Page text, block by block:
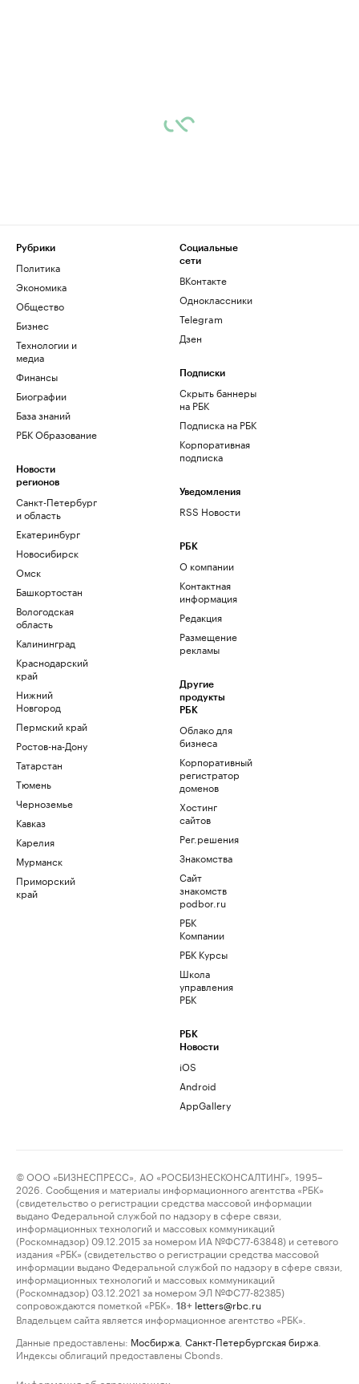
Рубрики
Политика
Экономика
Общество
Бизнес
Технологии и
медиа
Финансы
Биографии
База знаний
РБК Образование
Новости
регионов
Санкт-Петербург
и область
Екатеринбург
Новосибирск
Омск
Башкортостан
Вологодская
область
Калининград
Краснодарский
край
Нижний
Новгород
Пермский край
Ростов-на-Дону
Татарстан
Тюмень
Черноземье
Кавказ
Карелия
Мурманск
Приморский
край
Социальные
сети
ВКонтакте
Одноклассники
Telegram
Дзен
Подписки
Скрыть баннеры
на РБК
Подписка на РБК
Корпоративная
подписка
Уведомления
RSS Новости
РБК
О компании
Контактная
информация
Редакция
Размещение
рекламы
Другие
продукты
РБК
Облако для
бизнеса
Корпоративный
регистратор
доменов
Хостинг
сайтов
Рег.решения
Знакомства
Сайт
знакомств
podbor.ru
РБК
Компании
РБК Курсы
Школа
управления
РБК
РБК
Новости
iOS
Android
AppGallery
© ООО «БИЗНЕСПРЕСС», АО «РОСБИЗНЕСКОНСАЛТИНГ», 1995–
2026. Сообщения и материалы информационного агентства «РБК»
(свидетельство о регистрации средства массовой информации
выдано Федеральной службой по надзору в сфере связи,
информационных технологий и массовых коммуникаций
(Роскомнадзор) 09.12.2015 за номером ИА №ФС77-63848) и сетевого
издания «РБК» (свидетельство о регистрации средства массовой
информации выдано Федеральной службой по надзору в сфере связи,
информационных технологий и массовых коммуникаций
(Роскомнадзор) 03.12.2021 за номером ЭЛ №ФС77-82385)
сопровождаются пометкой «РБК».
18+ letters@rbc.ru
Владельцем сайта является информационное агентство «РБК».
Данные предоставлены: Мосбиржа Санкт-Петербургская биржа
Индексы облигаций предоставлены Cbonds.